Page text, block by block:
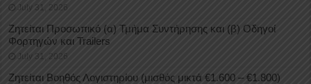
July 31, 2026
Ζητείται Προσωπικό (α) Τμήμα Συντήρησης και (β) Οδηγοί
Φορτηγών και Trailers
July 31, 2026
Ζητείται Βοηθός Λογιστηρίου (μισθός μικτά €1.600 – €1.800)